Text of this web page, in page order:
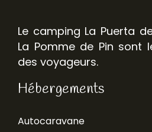
Le camping La Puerta
La Pomme de Pin sont
des voyageurs.
Hébergements
Autocaravane